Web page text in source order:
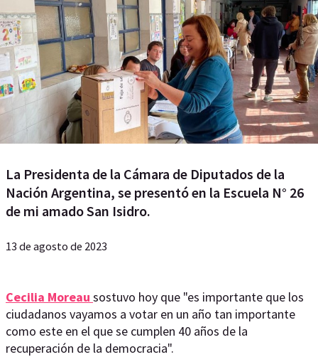
La Presidenta de la Cámara de Diputados de la
Nación Argentina, se presentó en la Escuela N° 26
de mi amado San Isidro.
13 de agosto de 2023
Cecilia Moreau sostuvo hoy que "es importante que los
ciudadanos vayamos a votar en un año tan importante
como este en el que se cumplen 40 años de la
recuperación de la democracia".